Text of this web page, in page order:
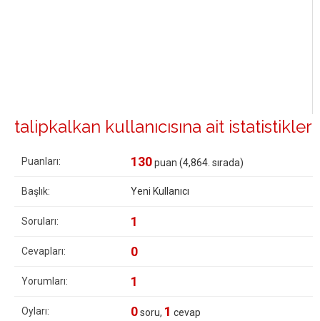
talipkalkan kullanıcısına ait istatistikler
Puanları: 130puan (4,864 . sırada)
Başlık: Yeni Kullanıcı
Soruları: 1
Cevapları: 0
Yorumları: 1
Oyları: 0soru, 1 cevap